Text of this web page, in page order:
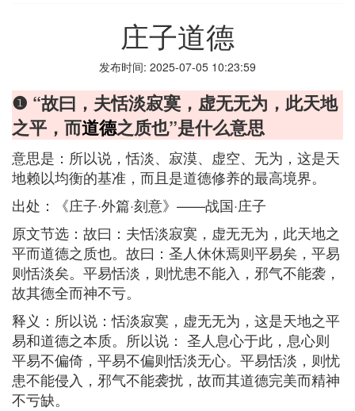
庄子道德
发布时间: 2025-07-05 10:23:59
❶ “故曰，夫恬淡寂寞，虚无无为，此天地
之平，而道德之质也”是什么意思
意思是：所以说，恬淡、寂漠、虚空、无为，这是天
地赖以均衡的基准，而且是道德修养的最高境界。
出处：《庄子·外篇·刻意》——战国·庄子
原文节选：故曰：夫恬淡寂寞，虚无无为，此天地之
平而道德之质也。故曰：圣人休休焉则平易矣，平易
则恬淡矣。平易恬淡，则忧患不能入，邪气不能袭，
故其德全而神不亏。
释义：所以说：恬淡寂寞，虚无无为，这是天地之平
易和道德之本质。所以说： 圣人息心于此，息心则
平易不偏倚，平易不偏则恬淡无心。平易恬淡，则忧
患不能侵入，邪气不能袭扰，故而其道德完美而精神
不亏缺。